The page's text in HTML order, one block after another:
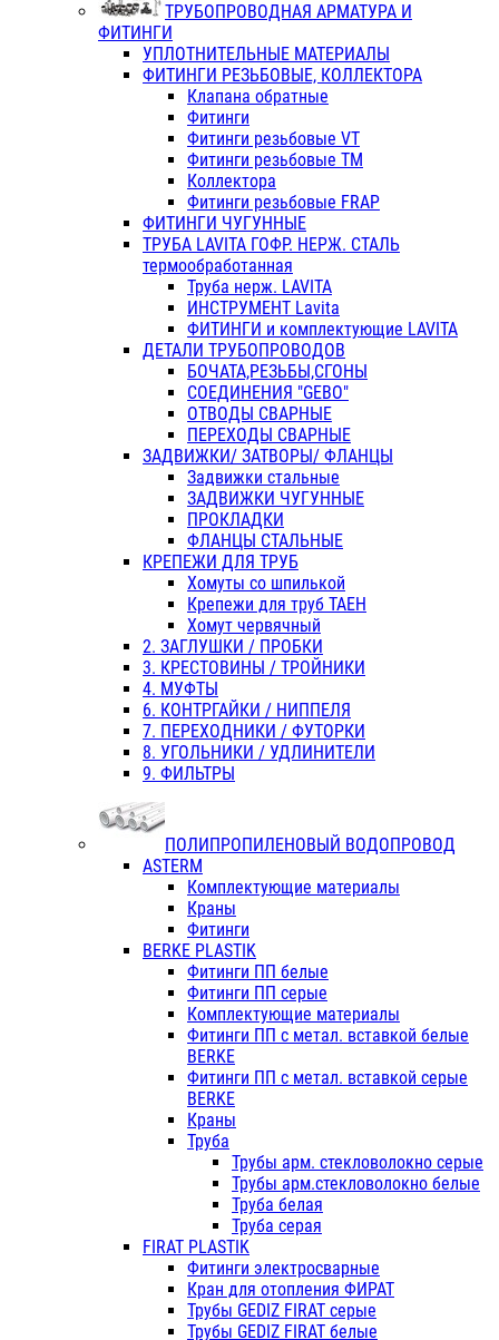
ТРУБОПРОВОДНАЯ АРМАТУРА И
ФИТИНГИ
УПЛОТНИТЕЛЬНЫЕ МАТЕРИАЛЫ
ФИТИНГИ РЕЗЬБОВЫЕ, КОЛЛЕКТОРА
Клапана обратные
Фитинги
Фитинги резьбовые VT
Фитинги резьбовые ТМ
Коллектора
Фитинги резьбовые FRAP
ФИТИНГИ ЧУГУННЫЕ
ТРУБА LAVITA ГОФР. НЕРЖ. СТАЛЬ
термообработанная
Труба нерж. LAVITA
ИНСТРУМЕНТ Lavita
ФИТИНГИ и комплектующие LAVITA
ДЕТАЛИ ТРУБОПРОВОДОВ
БОЧАТА,РЕЗЬБЫ,СГОНЫ
СОЕДИНЕНИЯ "GEBO"
ОТВОДЫ СВАРНЫЕ
ПЕРЕХОДЫ СВАРНЫЕ
ЗАДВИЖКИ/ ЗАТВОРЫ/ ФЛАНЦЫ
Задвижки стальные
ЗАДВИЖКИ ЧУГУННЫЕ
ПРОКЛАДКИ
ФЛАНЦЫ СТАЛЬНЫЕ
КРЕПЕЖИ ДЛЯ ТРУБ
Хомуты со шпилькой
Крепежи для труб ТАЕН
Хомут червячный
2. ЗАГЛУШКИ / ПРОБКИ
3. КРЕСТОВИНЫ / ТРОЙНИКИ
4. МУФТЫ
6. КОНТРГАЙКИ / НИППЕЛЯ
7. ПЕРЕХОДНИКИ / ФУТОРКИ
8. УГОЛЬНИКИ / УДЛИНИТЕЛИ
9. ФИЛЬТРЫ
ПОЛИПРОПИЛЕНОВЫЙ ВОДОПРОВОД
ASTERM
Комплектующие материалы
Краны
Фитинги
BERKE PLASTIK
Фитинги ПП белые
Фитинги ПП серые
Комплектующие материалы
Фитинги ПП с метал. вставкой белые
BERKE
Фитинги ПП с метал. вставкой серые
BERKE
Краны
Труба
Трубы арм. стекловолокно серые
Трубы арм.стекловолокно белые
Труба белая
Труба серая
FIRAT PLASTIK
Фитинги электросварные
Кран для отопления ФИРАТ
Трубы GEDIZ FIRAT серые
Трубы GEDIZ FIRAT белые